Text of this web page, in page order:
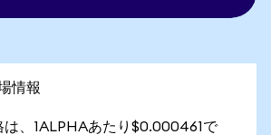
情報
、1ALPHAあたり$0.000461で